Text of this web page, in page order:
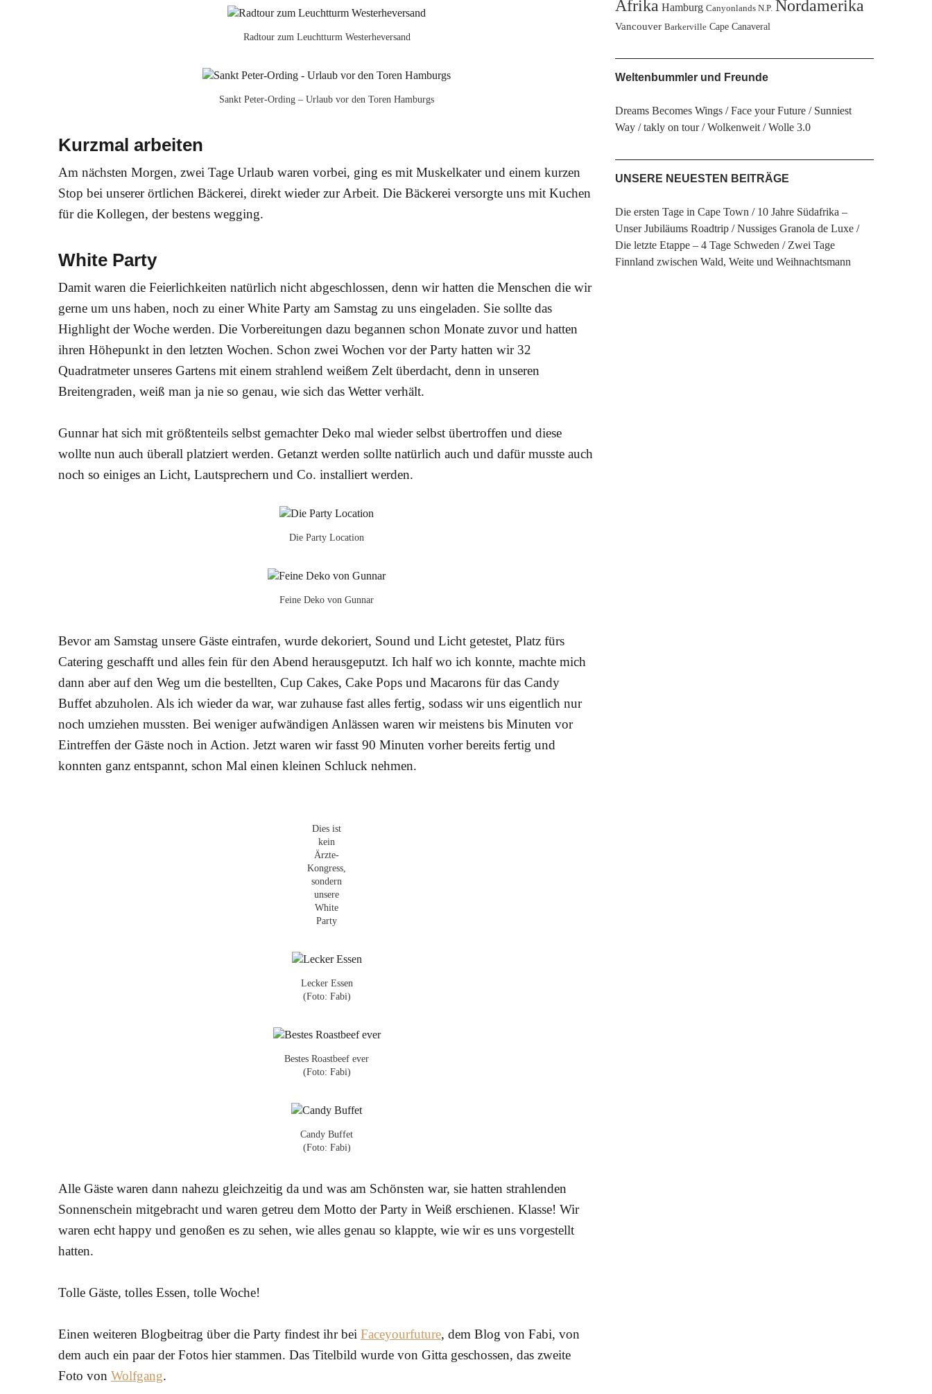
Radtour zum Leuchtturm Westerheversand
Sankt Peter-Ording – Urlaub vor den Toren Hamburgs
Kurzmal arbeiten
Am nächsten Morgen, zwei Tage Urlaub waren vorbei, ging es mit Muskelkater und einem kurzen
Stop bei unserer örtlichen Bäckerei, direkt wieder zur Arbeit. Die Bäckerei versorgte uns mit Kuchen
für die Kollegen, der bestens wegging.
White Party
Damit waren die Feierlichkeiten natürlich nicht abgeschlossen, denn wir hatten die Menschen die wir
gerne um uns haben, noch zu einer White Party am Samstag zu uns eingeladen. Sie sollte das
Highlight der Woche werden. Die Vorbereitungen dazu begannen schon Monate zuvor und hatten
ihren Höhepunkt in den letzten Wochen. Schon zwei Wochen vor der Party hatten wir 32
Quadratmeter unseres Gartens mit einem strahlend weißem Zelt überdacht, denn in unseren
Breitengraden, weiß man ja nie so genau, wie sich das Wetter verhält.
Gunnar hat sich mit größtenteils selbst gemachter Deko mal wieder selbst übertroffen und diese
wollte nun auch überall platziert werden. Getanzt werden sollte natürlich auch und dafür musste auch
noch so einiges an Licht, Lautsprechern und Co. installiert werden.
Die Party Location
Feine Deko von Gunnar
Bevor am Samstag unsere Gäste eintrafen, wurde dekoriert, Sound und Licht getestet, Platz fürs
Catering geschafft und alles fein für den Abend herausgeputzt. Ich half wo ich konnte, machte mich
dann aber auf den Weg um die bestellten, Cup Cakes, Cake Pops und Macarons für das Candy
Buffet abzuholen. Als ich wieder da war, war zuhause fast alles fertig, sodass wir uns eigentlich nur
noch umziehen mussten. Bei weniger aufwändigen Anlässen waren wir meistens bis Minuten vor
Eintreffen der Gäste noch in Action. Jetzt waren wir fasst 90 Minuten vorher bereits fertig und
konnten ganz entspannt, schon Mal einen kleinen Schluck nehmen.
Dies ist
kein
Ärzte-
Kongress,
sondern
unsere
White
Party
Lecker Essen
(Foto: Fabi)
Bestes Roastbeef ever
(Foto: Fabi)
Candy Buffet
(Foto: Fabi)
Alle Gäste waren dann nahezu gleichzeitig da und was am Schönsten war, sie hatten strahlenden
Sonnenschein mitgebracht und waren getreu dem Motto der Party in Weiß erschienen. Klasse! Wir
waren echt happy und genoßen es zu sehen, wie alles genau so klappte, wie wir es uns vorgestellt
hatten.
Tolle Gäste, tolles Essen, tolle Woche!
Einen weiteren Blogbeitrag über die Party findest ihr bei Faceyourfuture, dem Blog von Fabi, von
dem auch ein paar der Fotos hier stammen. Das Titelbild wurde von Gitta geschossen, das zweite
Foto von Wolfgang.
Afrika Hamburg Canyonlands N.P. Nordamerika
Vancouver Barkerville Cape Canaveral
Weltenbummler und Freunde
Dreams Becomes Wings Face your Future
Sunniest
Way
takly on tour Wolkenweit Wolle 3.0
UNSERE NEUESTEN BEITRÄGE
Die ersten Tage in Cape Town
10 Jahre Südafrika –
Unser Jubiläums Roadtrip
Nussiges Granola de Luxe
Die letzte Etappe – 4 Tage Schweden
Zwei Tage
Finnland zwischen Wald, Weite und Weihnachtsmann